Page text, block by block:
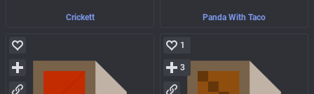
Crickett Panda With Taco
1
3